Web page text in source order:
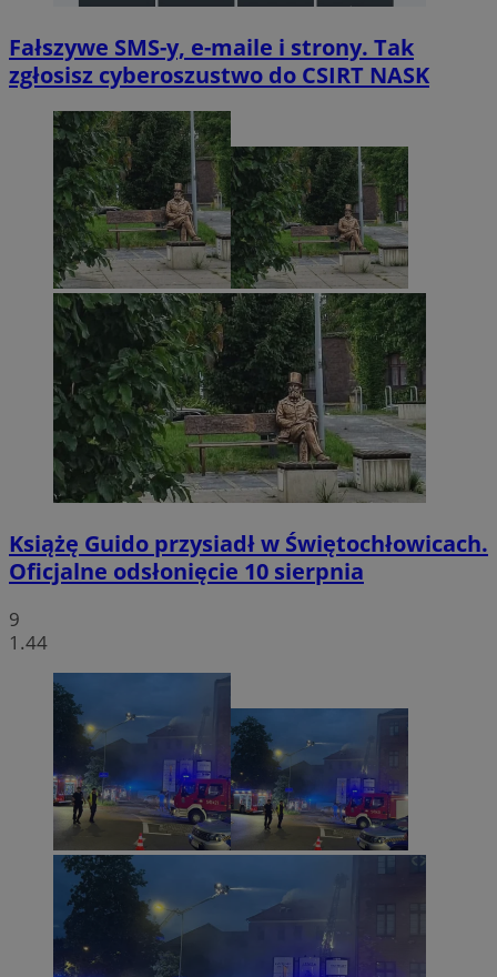
Fałszywe SMS-y, e-maile i strony. Tak
zgłosisz cyberoszustwo do CSIRT NASK
Książę Guido przysiadł w Świętochłowicach.
Oficjalne odsłonięcie 10 sierpnia
9
1.44